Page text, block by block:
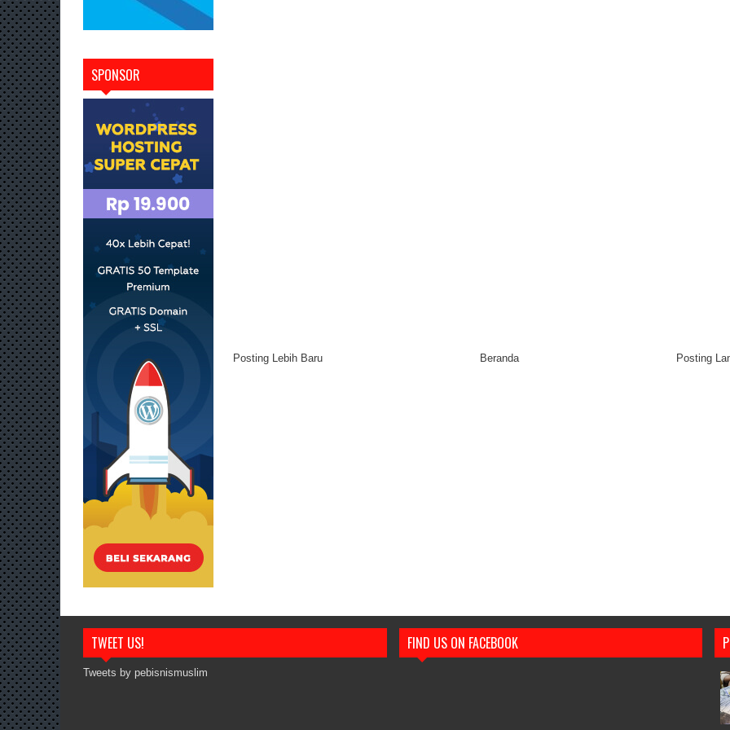
SPONSOR
Posting Lebih Baru Posting
Beranda
TWEET US!
Tweets by pebisnismuslim
FIND US ON FACEBOOK